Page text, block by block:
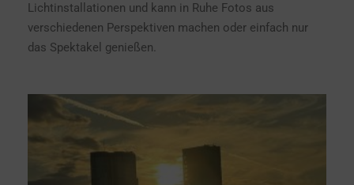
Lichtinstallationen und kann in Ruhe Fotos aus
verschiedenen Perspektiven machen oder einfach nur
das Spektakel genießen.